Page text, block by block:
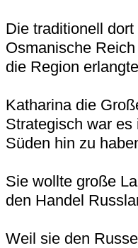
Die traditionell
Osmanische
die Region
Katharina die
Strategisch war
Süden hin zu
Sie wollte große
den Handel
Weil sie den